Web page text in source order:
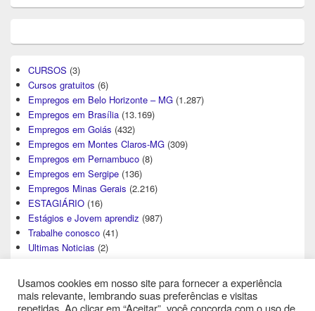
CURSOS (3)
Cursos gratuitos (6)
Empregos em Belo Horizonte – MG (1.287)
Empregos em Brasília (13.169)
Empregos em Goiás (432)
Empregos em Montes Claros-MG (309)
Empregos em Pernambuco (8)
Empregos em Sergipe (136)
Empregos Minas Gerais (2.216)
ESTAGIÁRIO (16)
Estágios e Jovem aprendiz (987)
Trabalhe conosco (41)
Ultimas Noticias (2)
Usamos cookies em nosso site para fornecer a experiência
mais relevante, lembrando suas preferências e visitas
repetidas. Ao clicar em “Aceitar”, você concorda com o uso de